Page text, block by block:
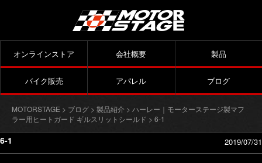
オンラインストア 会社概要 製品
バイク販売 アパレル ブログ
MOTORSTAGE > ブログ > 製品紹介 > ハーレー｜モーターステージ製マフ
ラー用ヒートガード ギルスリットシールド > 6-1
6-1 2019/07/31